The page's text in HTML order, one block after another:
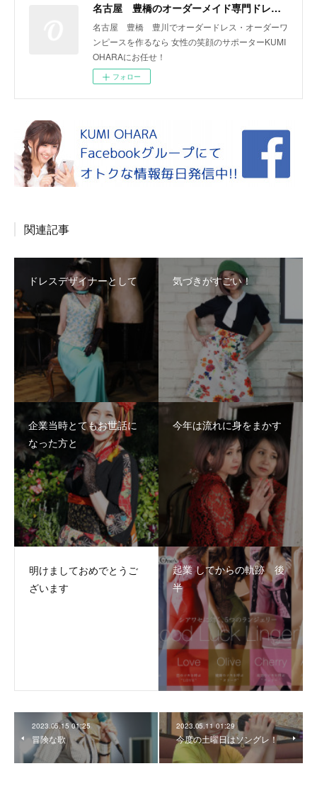
名古屋 豊橋のオーダーメイド専門ドレスデザイナー KUMI OHARA
名古屋 豊橋 豊川でオーダードレス・オーダーワ
ンピースを作るなら 女性の笑顔のサポーターKUMI
OHARAにお任せ！
フォロー
関連記事
ドレスデザイナーとして 気づきがすごい！
企業当時とてもお世話に
なった方と
今年は流れに身をまかす
明けましておめでとうご
ざいます
起業 してからの軌跡 後
半
2023.05.15 01:25
冒険な歌
2023.05.11 01:29
今度の土曜日はソングレ！